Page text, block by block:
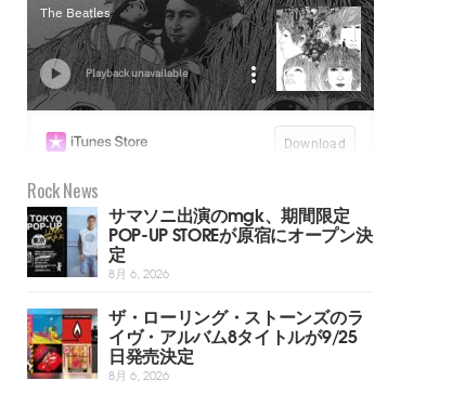
Rock News
サマソニ出演のmgk、期間限定
POP-UP STOREが原宿にオープン決
定
8月 6, 2026
ザ・ローリング・ストーンズのラ
イヴ・アルバム8タイトルが9/25
日発売決定
8月 6, 2026